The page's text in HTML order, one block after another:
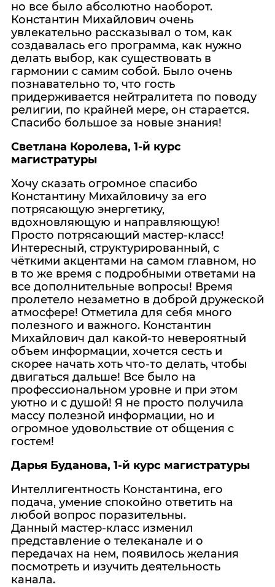
но все было абсолютно наоборот.
Константин Михайлович очень
увлекательно рассказывал о том, как
создавалась его программа, как нужно
делать выбор, как существовать в
гармонии с самим собой. Было очень
познавательно то, что гость
придерживается нейтралитета по поводу
религии, по крайней мере, он старается.
Спасибо большое за новые знания!
Светлана Королева, 1-й курс
магистратуры
Хочу сказать огромное спасибо
Константину Михайловичу за его
потрясающую энергетику,
вдохновляющую и направляющую!
Просто потрясающий мастер-класс!
Интересный, структурированный, с
чёткими акцентами на самом главном, но
в то же время с подробными ответами на
все дополнительные вопросы! Время
пролетело незаметно в доброй дружеской
атмосфере! Отметила для себя много
полезного и важного. Константин
Михайлович дал какой-то невероятный
объем информации, хочется сесть и
скорее начать хоть что-то делать, чтобы
двигаться дальше! Все было на
профессиональном уровне и при этом
уютно и с душой! Я не просто получила
массу полезной информации, но и
огромное удовольствие от общения с
гостем!
Дарья Буданова, 1-й курс магистратуры
Интеллигентность Константина, его
подача, умение спокойно ответить на
любой вопрос поразительны.
Данный мастер-класс изменил
представление о телеканале и о
передачах на нем, появилось желания
посмотреть и изучить деятельность
канала.